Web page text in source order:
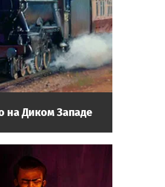
на Диком Западе